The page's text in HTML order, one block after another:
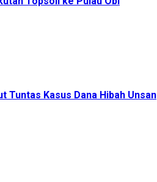
Tuntas Kasus Dana Hibah Unsan